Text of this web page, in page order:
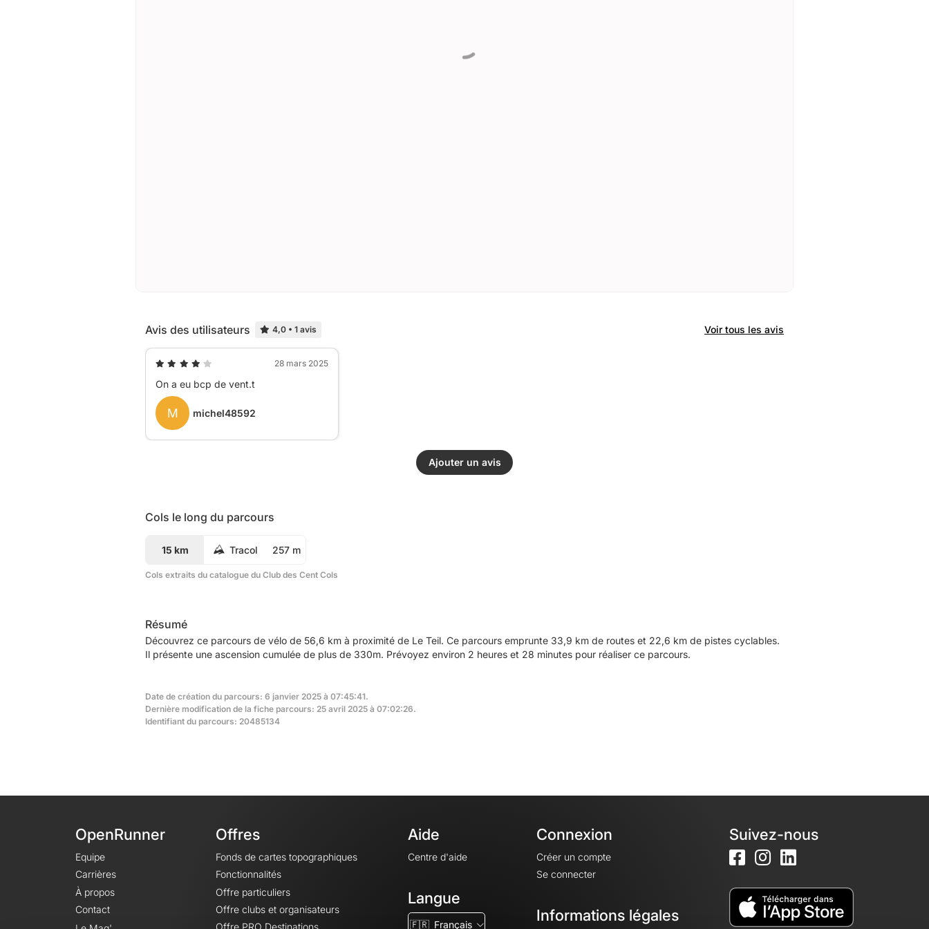
Avis des utilisateurs 4,0 • 1 avis Voir tous les avis
28 mars 2025
On a eu bcp de vent.t
M michel48592
Ajouter un avis
Cols le long du parcours
15 km Tracol 257 m
Cols extraits du catalogue du Club des Cent Cols
Résumé
Découvrez ce parcours de vélo de 56,6 km à proximité de Le Teil. Ce parcours emprunte 33,9 km de routes et 22,6 km de pistes cyclables.
Il présente une ascension cumulée de plus de 330m. Prévoyez environ 2 heures et 28 minutes pour réaliser ce parcours.
Date de création du parcours: 6 janvier 2025 à 07:45:41.
Dernière modification de la fiche parcours: 25 avril 2025 à 07:02:26.
Identifiant du parcours: 20485134
OpenRunner
Equipe
Carrières
À propos
Contact
Offres
Fonds de cartes topographiques
Fonctionnalités
Offre particuliers
Offre clubs et organisateurs
Offre PRO Destinations
Aide
Centre d'aide
Langue
🇫🇷 Français
Connexion
Créer un compte
Se connecter
Informations légales
Suivez-nous